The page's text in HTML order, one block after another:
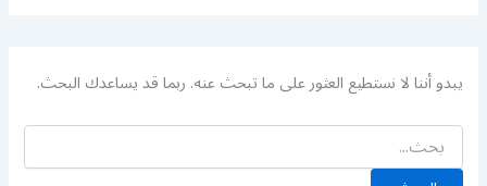
يبدو أننا لا نستطيع العثور على ما تبحث عنه. ربما قد يساعدك البحث.